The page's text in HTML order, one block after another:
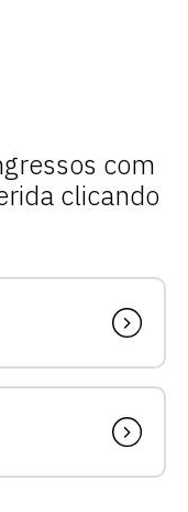
com
clicando